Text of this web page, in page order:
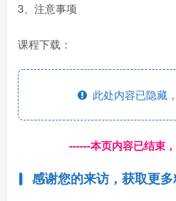
3、注意事项
课程下载：
此处内容已隐藏
------本页内容已结束
感谢您的来访，获取更多